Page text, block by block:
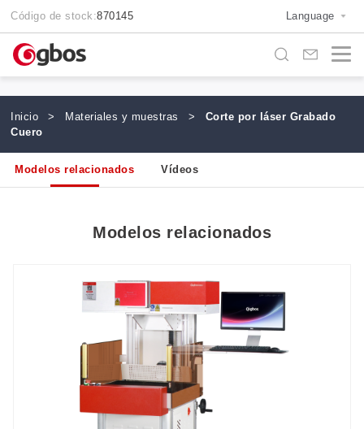
Código de stock:870145 Language
Inicio > Materiales y muestras >
Corte por láser Grabado
Cuero
Modelos relacionados Vídeos
Modelos relacionados